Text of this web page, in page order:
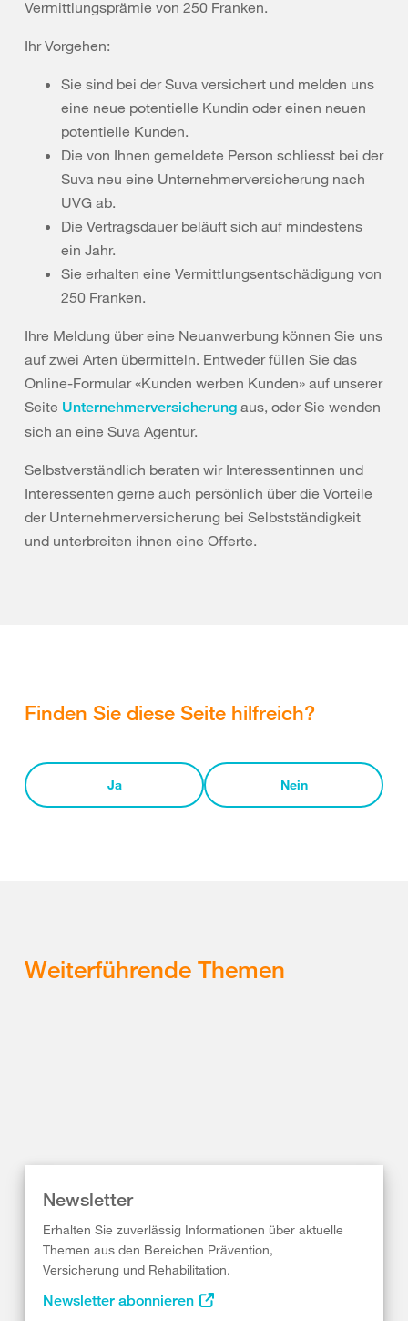
Vermittlungsprämie von 250 Franken.
Ihr Vorgehen:
Sie sind bei der Suva versichert und melden uns
eine neue potentielle Kundin oder einen neuen
potentielle Kunden.
Die von Ihnen gemeldete Person schliesst bei der
Suva neu eine Unternehmerversicherung nach
UVG ab.
Die Vertragsdauer beläuft sich auf mindestens
ein Jahr.
Sie erhalten eine Vermittlungsentschädigung von
250 Franken.
Ihre Meldung über eine Neuanwerbung können Sie uns
auf zwei Arten übermitteln. Entweder füllen Sie das
Online-Formular «Kunden werben Kunden» auf unserer
Seite Unternehmerversicherung aus, oder Sie wenden
sich an eine Suva Agentur.
Selbstverständlich beraten wir Interessentinnen und
Interessenten gerne auch persönlich über die Vorteile
der Unternehmerversicherung bei Selbstständigkeit
und unterbreiten ihnen eine Offerte.
Finden Sie diese Seite hilfreich?
Ja Nein
Weiterführende Themen
Newsletter
Erhalten Sie zuverlässig Informationen über aktuelle
Themen aus den Bereichen Prävention,
Versicherung und Rehabilitation.
Newsletter abonnieren